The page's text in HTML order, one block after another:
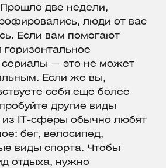
две недели,
люди от вас
Если вам помогают
горизонтальное
— это не может
Если же вы,
себя еще более
другие виды
из IT-сферы обычно любят
бег, велосипед,
виды спорта. Чтобы
отдыха, нужно